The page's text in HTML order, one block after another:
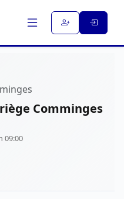
Comminges
09:00